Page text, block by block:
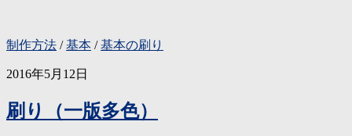
制作方法 /基本 /基本の刷り
2016年5月12日
刷り（一版多色）